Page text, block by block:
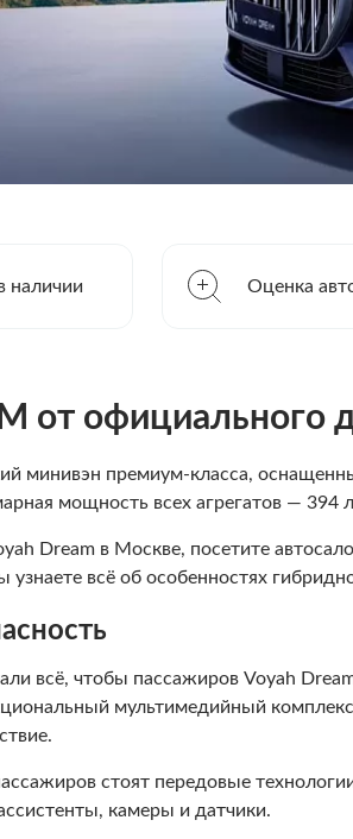
наличии Оценка
от официального
минивэн премиум-класса,
мощность всех агрегатов —
Dream в Москве, посетите
всё об особенностях
всё, чтобы пассажиров Voyah
мультимедийный
стоят передовые
камеры и датчики.